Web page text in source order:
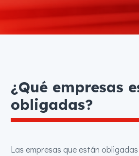
¿Qué empresas
obligadas?
Las empresas que están